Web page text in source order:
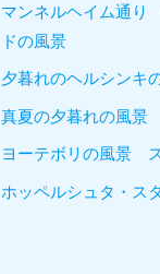
マンネルヘイム通
ドの風景
夕暮れのヘルシン
真夏の夕暮れの風
ヨーテボリの風景
ホッペルシュタ・ス